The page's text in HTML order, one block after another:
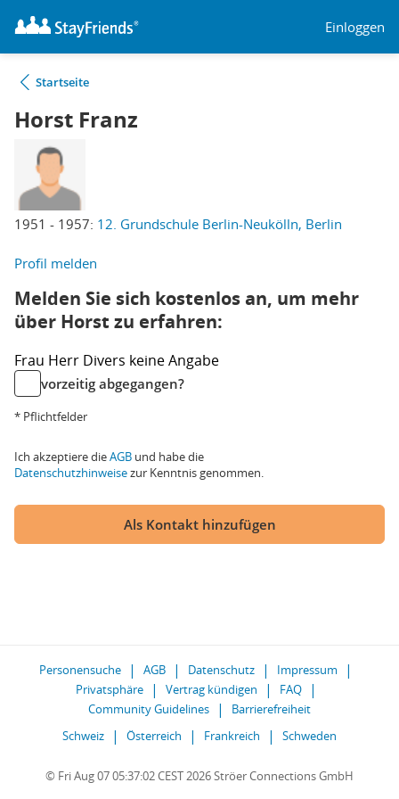
Einloggen
Startseite
Horst Franz
1951 - 1957: 12. Grundschule Berlin-Neukölln, Berlin
Profil melden
Melden Sie sich kostenlos an, um mehr
über Horst zu erfahren:
Frau Herr Divers keine Angabe
vorzeitig abgegangen?
* Pflichtfelder
Ich akzeptiere dieAGB und habe die
Datenschutzhinweisezur Kenntnis genommen.
Als Kontakt hinzufügen
Personensuche AGB Datenschutz
Impressum
Privatsphäre
Vertrag kündigen
FAQ
Community Guidelines
Barrierefreiheit
Schweiz
Österreich Frankreich Schweden
© Fri Aug 07 05:37:02 CEST 2026 Ströer Connections GmbH